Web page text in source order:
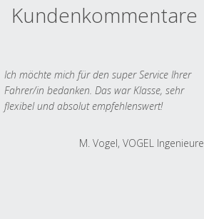
Kundenkommentare
Ich möchte mich für den super Service Ihrer
Fahrer/in bedanken. Das war Klasse, sehr
flexibel und absolut empfehlenswert!
M. Vogel, VOGEL Ingenieure